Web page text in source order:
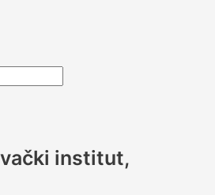
institut,